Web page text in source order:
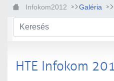
Infokom2012 Galéria
HTE Infokom